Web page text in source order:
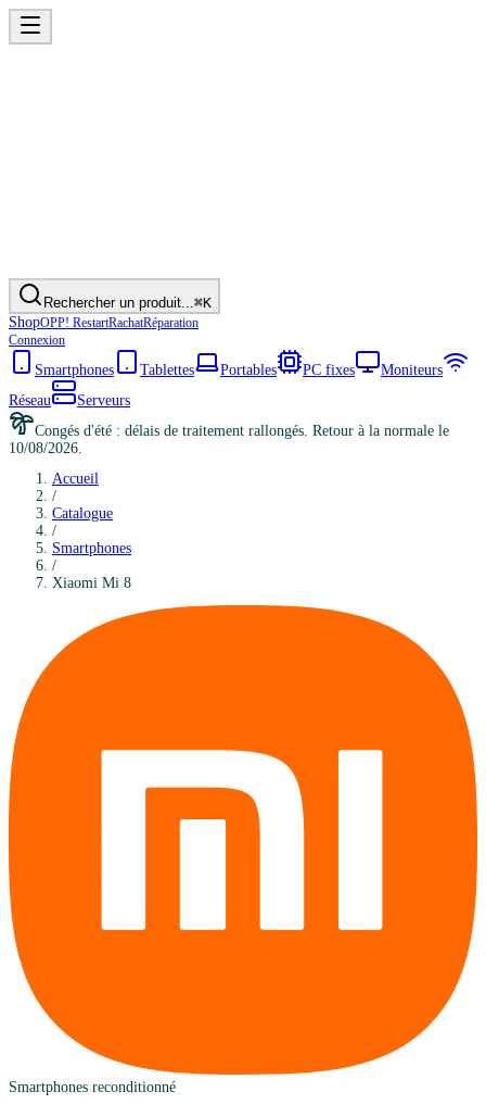
Rechercher un produit...⌘K
ShopOPP! RestartRachatRéparation
Connexion
Smartphones Tablettes Portables PC fixes
Moniteurs
Réseau
Serveurs
Congés d'été : délais de traitement rallongés. Retour à la normale le
10/08/2026.
Accueil
/
Catalogue
/
Smartphones
/
Xiaomi Mi 8
Smartphones reconditionné